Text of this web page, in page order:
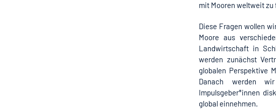
mit Mooren weltweit zu
Diese Fragen wollen
Moore aus
Landwirtschaft in
werden zunächst
globalen Perspektive
Danach werden
Impulsgeber*innen
global einnehmen.